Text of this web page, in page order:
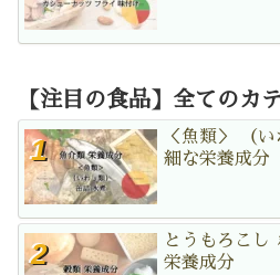
【注目の食品】全てのカ
＜魚類＞ （
細な栄養成分
とうもろこし
栄養成分